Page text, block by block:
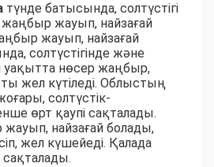
түнде батысында, солтүстігі
жаңбыр жауып, найзағай
жауып, найзағай
солтүстігінде және
уақытта нөсер жаңбыр,
жел күтіледі. Облыстың
солтүстік-
өрт қаупі сақталады.
найзағай болады,
жел күшейеді. Қалада
сақталады.